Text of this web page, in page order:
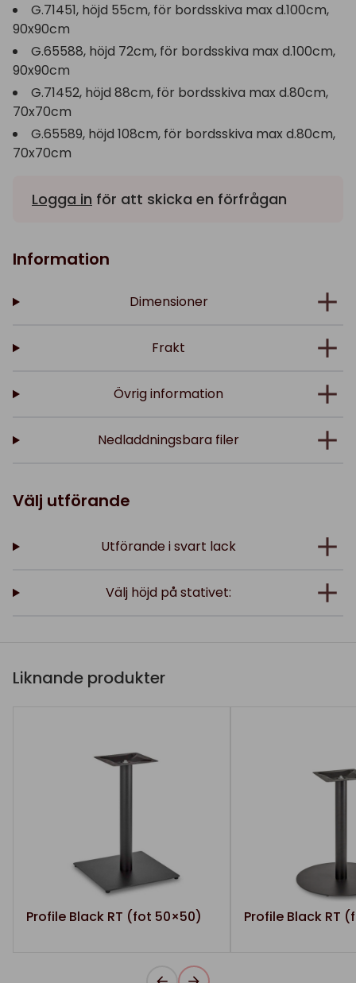
G.71451, höjd 55cm, för bordsskiva max d.100cm,
90x90cm
G.65588, höjd 72cm, för bordsskiva max d.100cm,
90x90cm
G.71452, höjd 88cm, för bordsskiva max d.80cm,
70x70cm
G.65589, höjd 108cm, för bordsskiva max d.80cm,
70x70cm
Logga in för att skicka en förfrågan
Information
Dimensioner
Frakt
Övrig information
Nedladdningsbara filer
Välj utförande
Utförande i svart lack
Välj höjd på stativet:
Liknande produkter
Profile Black RT (fot 50×50) Profile Black RT